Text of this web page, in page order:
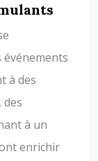
à des
des
à un
enrichir